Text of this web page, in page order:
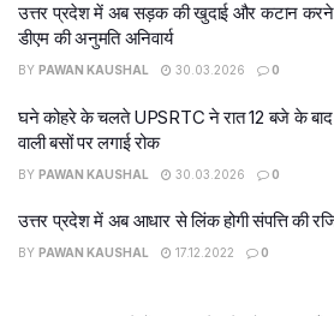
उत्तर प्रदेश में अब सड़क की खुदाई और कटान
डीएम की अनुमति अनिवार्य
BY PAWAN KAUSHAL 30.03.2026 0
घने कोहरे के चलते UPSRTC ने रात 12 बजे के
वाली बसों पर लगाई रोक
BY PAWAN KAUSHAL 30.03.2026 0
उत्तर प्रदेश में अब आधार से लिंक होगी संपत्ति की
BY PAWAN KAUSHAL 17.12.2022 0